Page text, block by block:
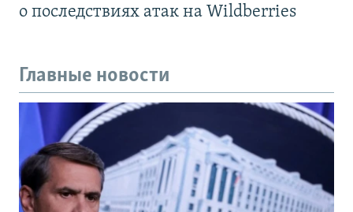
о последствиях атак на Wildberries
Главные новости